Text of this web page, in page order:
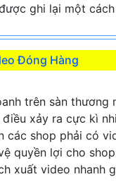
ghi lại một
Đóng Hàng
trên sàn thương
xảy ra cực kì
các shop phải có
quyền lợi cho
xuất video nhanh